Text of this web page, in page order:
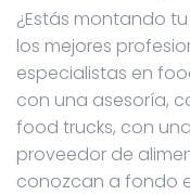
¿Estás montando
los mejores
especialistas en
con una asesoría,
food trucks, con
proveedor de
conozcan a fondo